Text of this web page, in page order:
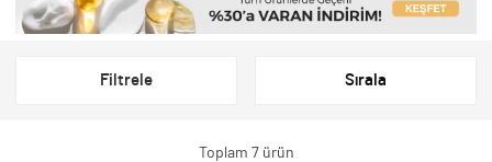
Filtrele Sırala
Toplam 7 ürün